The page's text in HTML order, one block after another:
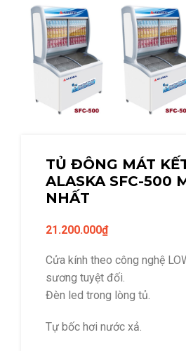
TỦ ĐÔNG MÁT
ALASKA SFC-500
NHẤT
21.200.000₫
Cửa kính theo công nghệ
sương tuyệt đối.
Đèn led trong lòng tủ.
Tự bốc hơi nước xả.